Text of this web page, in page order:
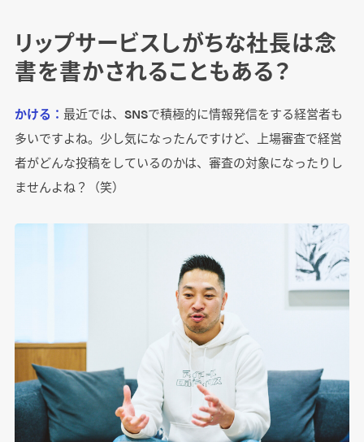
リップサービスしがちな社長は念
書を書かされることもある？
かける： 最近では、SNSで積極的に情報発信をする経営者も
多いですよね。少し気になったんですけど、上場審査で経営
者がどんな投稿をしているのかは、審査の対象になったりし
ませんよね？（笑）